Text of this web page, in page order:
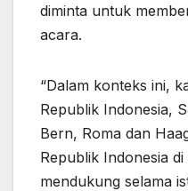
diminta untuk
acara.
“Dalam konteks ini,
Republik Indonesia,
Bern, Roma dan
Republik Indonesia
mendukung selama